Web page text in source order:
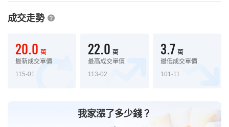
成交走勢
20.0 萬
最新成交單價
115-01
22.0 萬
最高成交單價
113-02
3.7 萬
最低成交單價
101-11
我家漲了多少錢？